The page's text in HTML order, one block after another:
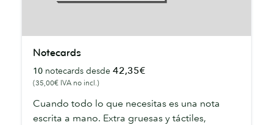
Notecards
10 notecards desde 42,35€
(35,00€ IVA no incl.)
Cuando todo lo que necesitas es una nota
escrita a mano. Extra gruesas y táctiles,